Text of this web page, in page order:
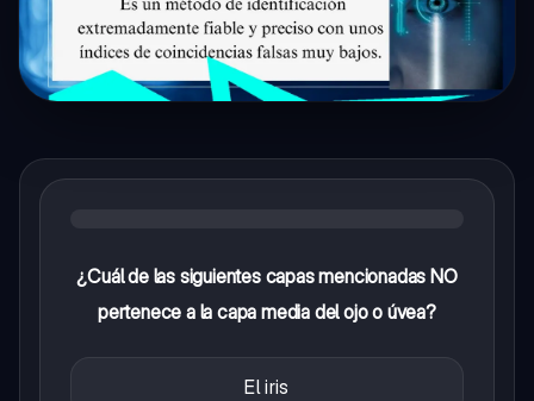
¿Cuál de las siguientes capas mencionadas NO
pertenece a la capa media del ojo o úvea?
El iris